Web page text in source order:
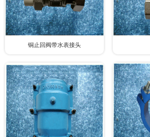
铜止回阀带水表接头